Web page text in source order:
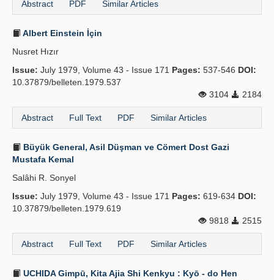
Abstract PDF Similar Articles
Albert Einstein İçin
Nusret Hızır
Issue: July 1979, Volume 43 - Issue 171 Pages: 537-546 DOI:
10.37879/belleten.1979.537
3104
2184
Abstract Full Text PDF Similar Articles
Büyük General, Asil Düşman ve Cömert Dost Gazi
Mustafa Kemal
Salâhi R. Sonyel
Issue: July 1979, Volume 43 - Issue 171 Pages: 619-634 DOI:
10.37879/belleten.1979.619
9818
2515
Abstract Full Text PDF Similar Articles
UCHIDA Gimpū, Kita Ajia Shi Kenkyu : Kyō - do Hen